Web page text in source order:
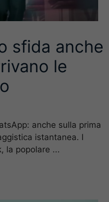
sfida anche
le
anche sulla prima
istantanea. I
la popolare ...